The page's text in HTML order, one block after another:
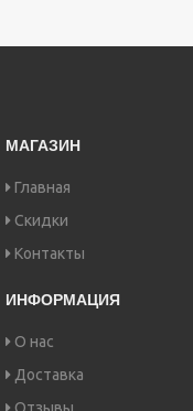
МАГАЗИН
Главная
Скидки
Контакты
ИНФОРМАЦИЯ
О нас
Доставка